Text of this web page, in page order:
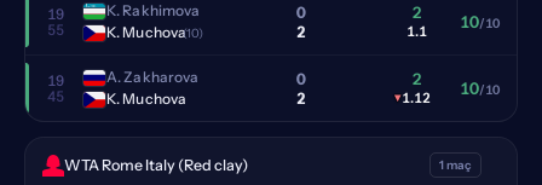
19
55
K. Rakhimova
K. Muchova(10)
0
2
2
1.1 10/10
19
45
A. Zakharova
K. Muchova
0
2
2
▾1.12 10/10
WTA Rome Italy (Red clay) 1 maç